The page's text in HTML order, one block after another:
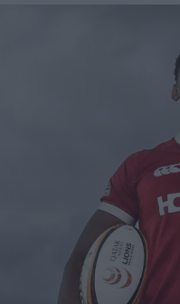
United Rugby
Premiership
Champions Cup
Challenge Cup